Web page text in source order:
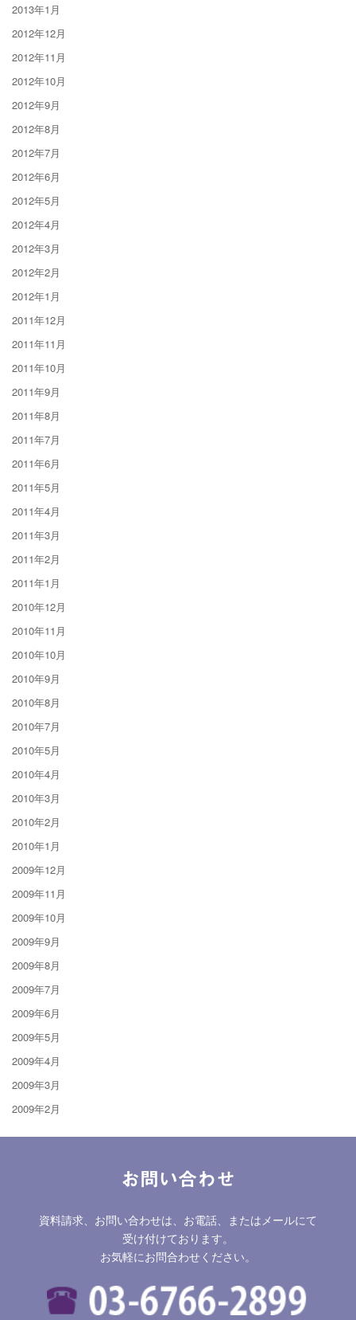
2013年1月
2012年12月
2012年11月
2012年10月
2012年9月
2012年8月
2012年7月
2012年6月
2012年5月
2012年4月
2012年3月
2012年2月
2012年1月
2011年12月
2011年11月
2011年10月
2011年9月
2011年8月
2011年7月
2011年6月
2011年5月
2011年4月
2011年3月
2011年2月
2011年1月
2010年12月
2010年11月
2010年10月
2010年9月
2010年8月
2010年7月
2010年5月
2010年4月
2010年3月
2010年2月
2010年1月
2009年12月
2009年11月
2009年10月
2009年9月
2009年8月
2009年7月
2009年6月
2009年5月
2009年4月
2009年3月
2009年2月
お問い合わせ
資料請求、お問い合わせは、お電話、またはメールにて
受け付けております。
お気軽にお問合わせください。